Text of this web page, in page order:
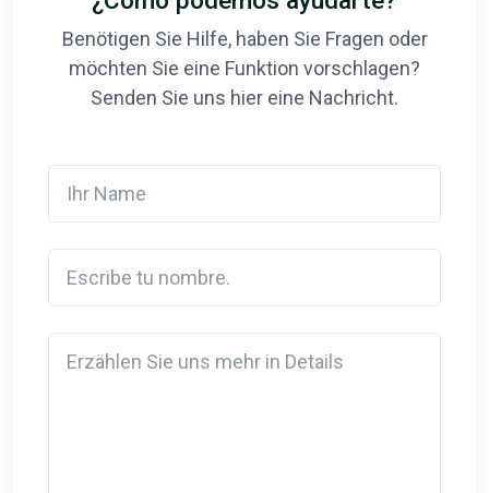
Benötigen Sie Hilfe, haben Sie Fragen oder
möchten Sie eine Funktion vorschlagen?
Senden Sie uns hier eine Nachricht.